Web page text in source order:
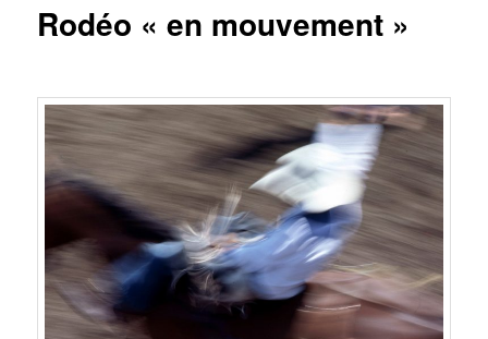
Rodéo « en mouvement »